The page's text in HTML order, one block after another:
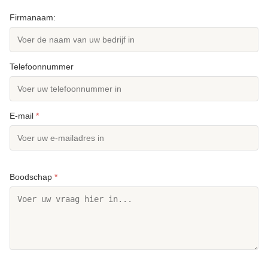
Firmanaam:
Telefoonnummer
E-mail *
Boodschap *